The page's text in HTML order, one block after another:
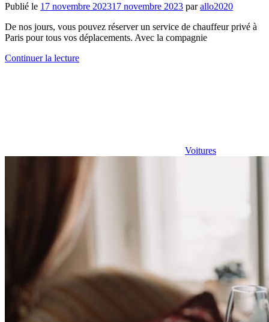
Publié le 17 novembre 202317 novembre 2023 parallo2020
De nos jours, vous pouvez réserver un service de chauffeur privé à
Paris pour tous vos déplacements. Avec la compagnie
Continuer la lecture
Voitures